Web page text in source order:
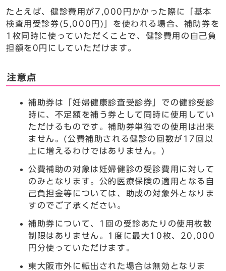
たとえば、健診費用が7,000円かかった際に「基本
検査用受診券(5,000円)」を使われる場合、補助券を
1枚同時に使っていただくことで、健診費用の自己負
担額を0円にしていただけます。
注意点
補助券は「妊婦健康診査受診券」での健診受診
時に、不足額を補う券として同時に使用してい
ただけるものです。補助券単独での使用は出来
ません。(公費補助される健診の回数が17回以
上に増えるわけではありません。)
公費補助の対象は妊婦健診の受診費用に対して
のみとなります。公的医療保険の適用となる自
己負担金等については、助成の対象外となりま
すのでご了承ください。
補助券について、1回の受診あたりの使用枚数
制限はありません。1度に最大10枚、20,000
円分使っていただけます。
東大阪市外に転出された場合は無効となりま